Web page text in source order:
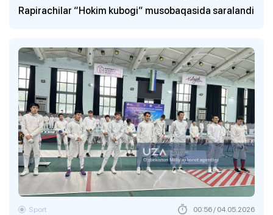
Rapirachilar “Hokim kubogi” musobaqasida saralandi
Sport 00:56 / 04.05.2026